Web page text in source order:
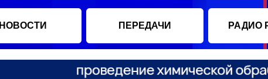
НОВОСТИ ПЕРЕДАЧИ РАДИО